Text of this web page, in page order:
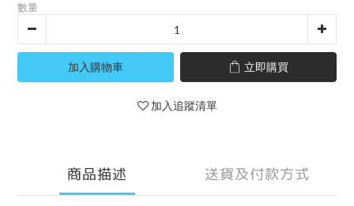
數量
加入購物車 立即購買
加入追蹤清單
商品描述 送貨及付款方式